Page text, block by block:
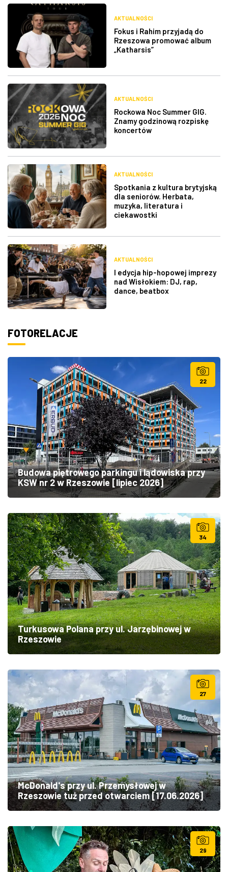
AKTUALNOŚCI
Fokus i Rahim przyjadą do
Rzeszowa promować album
„Katharsis”
AKTUALNOŚCI
Rockowa Noc Summer GIG.
Znamy godzinową rozpiskę
koncertów
AKTUALNOŚCI
Spotkania z kultura brytyjską
dla seniorów. Herbata,
muzyka, literatura i
ciekawostki
AKTUALNOŚCI
I edycja hip-hopowej imprezy
nad Wisłokiem: DJ, rap,
dance, beatbox
FOTORELACJE
22
Budowa piętrowego parkingu i lądowiska przy
KSW nr 2 w Rzeszowie [lipiec 2026]
34
Turkusowa Polana przy ul. Jarzębinowej w
Rzeszowie
27
McDonald's przy ul. Przemysłowej w
Rzeszowie tuż przed otwarciem [17.06.2026]
29